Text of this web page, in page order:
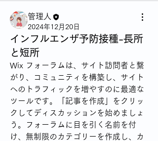
管理人
2024年12月20日
インフルエンザ予防接種-長所
と短所
Wix フォーラムは、サイト訪問者と繋
がり、コミュニティを構築し、サイト
へのトラフィックを増やすのに最適な
ツールです。「記事を作成」をクリッ
クしてディスカッションを始めましょ
う。フォーラムに目を引く名前を付
け、無制限のカテゴリーを作成し、カ